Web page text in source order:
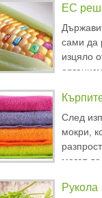
ЕС
сами да
изцяло
реши
като
След
мокри,
могат
им
Рукола